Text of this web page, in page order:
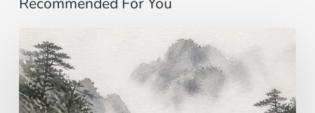
Immaginare
…
al
di